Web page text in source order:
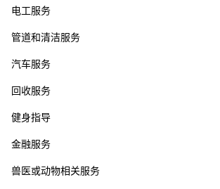
电工服务
管道和清洁服务
汽车服务
回收服务
健身指导
金融服务
兽医或动物相关服务